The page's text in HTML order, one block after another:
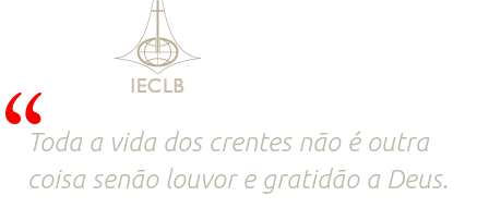
Toda a vida dos crentes não é outra
coisa senão louvor e gratidão a Deus.